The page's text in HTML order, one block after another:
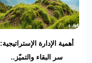
أهمية الإدارة الإستراتيجية:
سر البقاء والتميّز..